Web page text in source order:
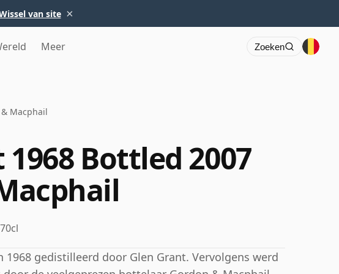
van site ×
Meer Zoeken
Macphail
Bottled 2007
70cl
1968 gedistilleerd door Glen Grant. Vervolgens werd